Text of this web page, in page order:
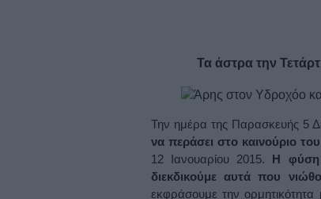
Τα άστρα την
Την ημέρα της Παρασκευής 5
να περάσει στο καινούριο
12 Ιανουαρίου 2015. Η φύση
διεκδικούμε αυτά που
εκφράσουμε την ορμητικότητα